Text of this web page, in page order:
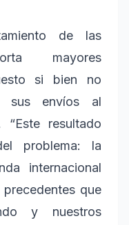
de las
mayores
si bien no
sus envíos al
resultado
problema: la
internacional
que
y nuestros